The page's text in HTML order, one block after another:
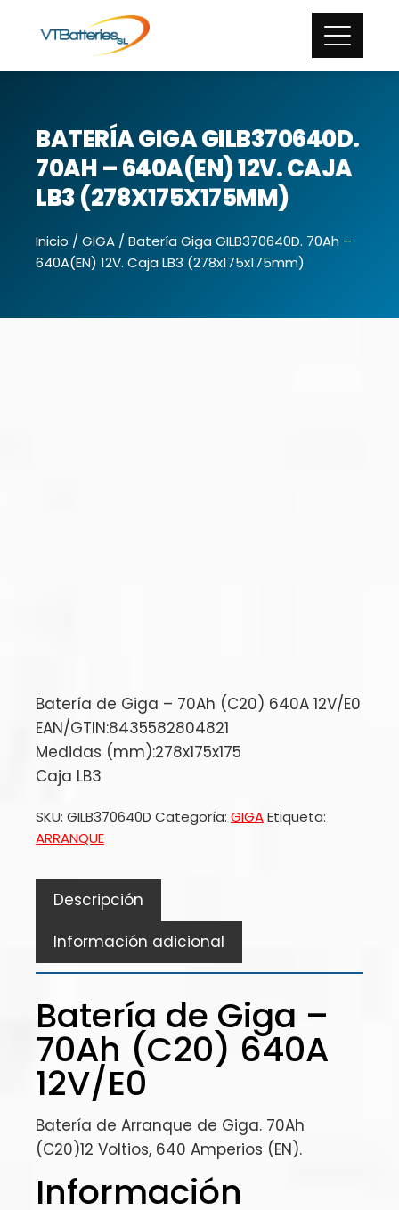
BATERÍA GIGA GILB370640D.
70AH – 640A(EN) 12V. CAJA
LB3 (278X175X175MM)
Inicio / GIGA / Batería Giga GILB370640D. 70Ah –
640A(EN) 12V. Caja LB3 (278x175x175mm)
Batería de Giga – 70Ah (C20) 640A 12V/E0
EAN/GTIN:8435582804821
Medidas (mm):278x175x175
Caja LB3
SKU: GILB370640D Categoría: GIGAEtiqueta:
ARRANQUE
Descripción
Información adicional
Batería de Giga –
70Ah (C20) 640A
12V/E0
Batería de Arranque de Giga. 70Ah
(C20)12 Voltios, 640 Amperios (EN).
Información